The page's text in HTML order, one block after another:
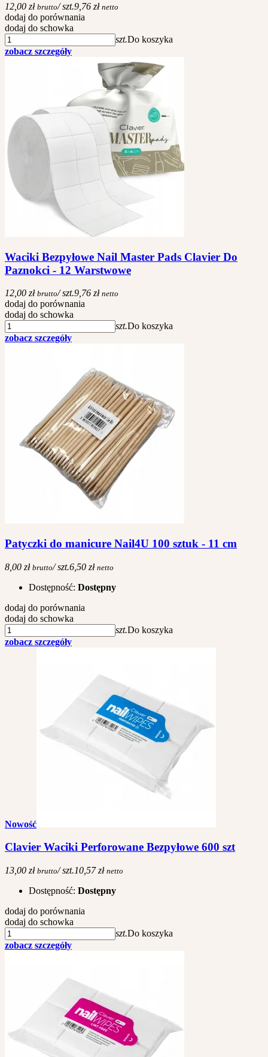
12,00 zł brutto/ szt.9,76 zł netto
dodaj do porównania
dodaj do schowka
szt.Do koszyka
zobacz szczegóły
Waciki Bezpyłowe Nail Master Pads Clavier Do
Paznokci - 12 Warstwowe
12,00 zł brutto/ szt.9,76 zł netto
dodaj do porównania
dodaj do schowka
szt.Do koszyka
zobacz szczegóły
Patyczki do manicure Nail4U 100 sztuk - 11 cm
8,00 zł brutto/ szt.6,50 zł netto
Dostępność: Dostępny
dodaj do porównania
dodaj do schowka
szt.Do koszyka
zobacz szczegóły
Nowość
Clavier Waciki Perforowane Bezpyłowe 600 szt
13,00 zł brutto/ szt.10,57 zł netto
Dostępność: Dostępny
dodaj do porównania
dodaj do schowka
szt.Do koszyka
zobacz szczegóły